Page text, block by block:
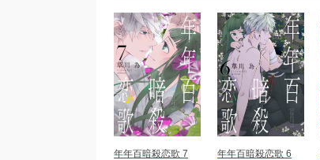
年年百暗殺恋歌 7 年年百暗殺恋歌 6